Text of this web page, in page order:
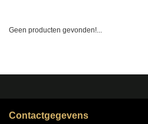
Geen producten gevonden!...
Contactgegevens